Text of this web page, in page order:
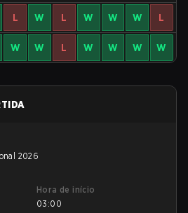
L W L W W W L
W W L W W W W
2026
Hora de início
03:00